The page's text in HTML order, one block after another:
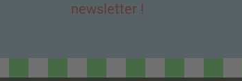
newsletter !